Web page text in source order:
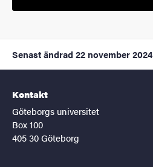
Senast ändrad 22 november 2024
Kontakt
Göteborgs universitet
Box 100
405 30 Göteborg